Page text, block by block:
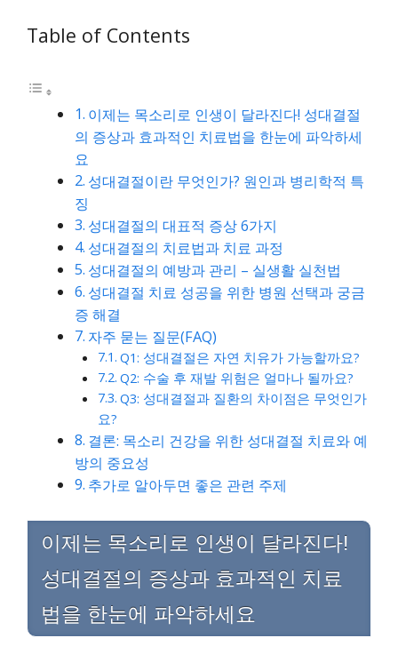
Table of Contents
이제는 목소리로 인생이 달라진다! 성대결절
의 증상과 효과적인 치료법을 한눈에 파악하세
요
성대결절이란 무엇인가? 원인과 병리학적 특
징
성대결절의 대표적 증상 6가지
성대결절의 치료법과 치료 과정
성대결절의 예방과 관리 – 실생활 실천법
성대결절 치료 성공을 위한 병원 선택과 궁금
증 해결
자주 묻는 질문(FAQ)
Q1: 성대결절은 자연 치유가 가능할까요?
Q2: 수술 후 재발 위험은 얼마나 될까요?
Q3: 성대결절과 질환의 차이점은 무엇인가
요?
결론: 목소리 건강을 위한 성대결절 치료와 예
방의 중요성
추가로 알아두면 좋은 관련 주제
이제는 목소리로 인생이 달라진다!
성대결절의 증상과 효과적인 치료
법을 한눈에 파악하세요